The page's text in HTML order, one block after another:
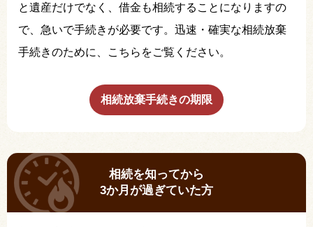
と遺産だけでなく、借金も相続することになりますの
で、急いで手続きが必要です。迅速・確実な相続放棄
手続きのために、こちらをご覧ください。
相続放棄手続きの期限
相続を知ってから
3か月が過ぎていた方